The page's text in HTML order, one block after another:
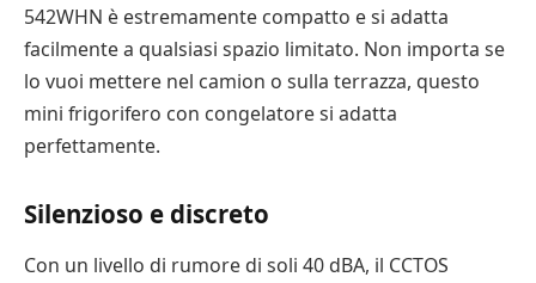
542WHN è estremamente compatto e si adatta
facilmente a qualsiasi spazio limitato. Non importa se
lo vuoi mettere nel camion o sulla terrazza, questo
mini frigorifero con congelatore si adatta
perfettamente.
Silenzioso e discreto
Con un livello di rumore di soli 40 dBA, il CCTOS